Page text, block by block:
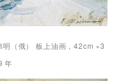
明（俄） 板上油画，42cm ×3
年